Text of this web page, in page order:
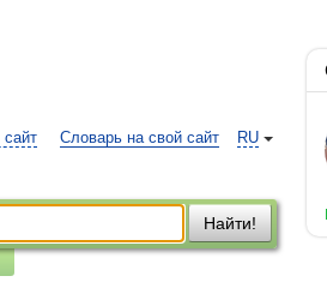
RU
сайт Словарь на свой сайт
Найти!